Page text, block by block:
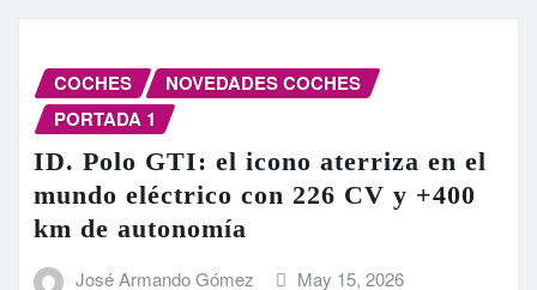
COCHES
NOVEDADES COCHES
PORTADA 1
ID. Polo GTI: el icono aterriza en el
mundo eléctrico con 226 CV y +400
km de autonomía
José Armando Gómez May 15, 2026